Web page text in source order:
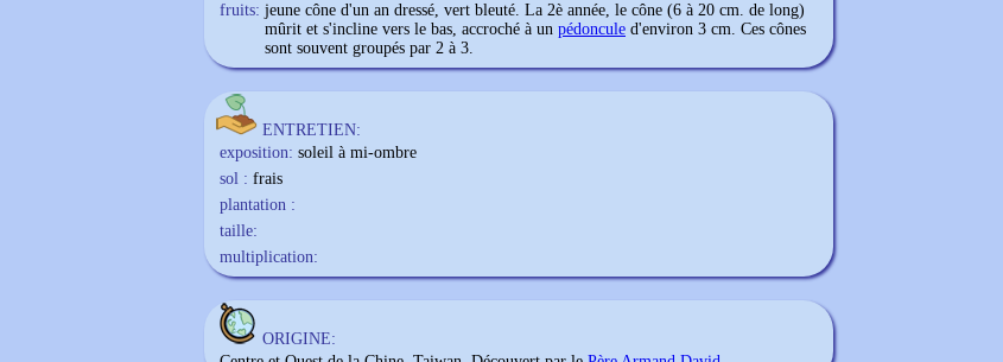
fruits: jeune cône d'un an dressé, vert bleuté. La 2è année, le cône (6 à 20 cm. de long)
mûrit et s'incline vers le bas, accroché à un pédoncule d'environ 3 cm. Ces cônes
sont souvent groupés par 2 à 3.
ENTRETIEN:
exposition: soleil à mi-ombre
sol : frais
plantation :
taille:
multiplication:
ORIGINE: